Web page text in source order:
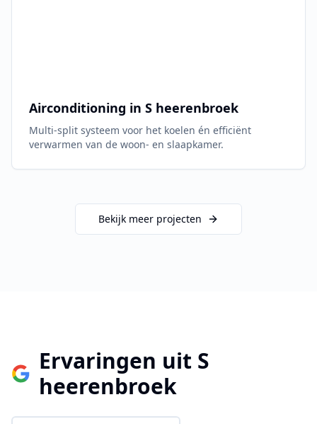
Airconditioning in S heerenbroek
Multi-split systeem voor het koelen én efficiënt
verwarmen van de woon- en slaapkamer.
Bekijk meer projecten
Ervaringen uit S
heerenbroek